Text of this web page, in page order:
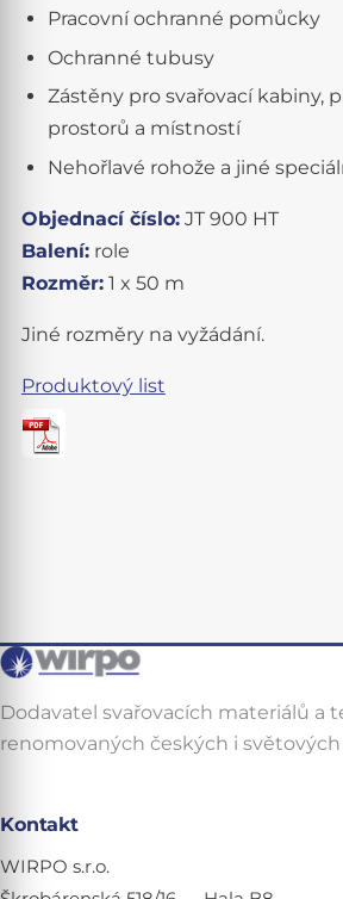
Pracovní ochranné pomůcky
Ochranné tubusy
Zástěny pro svařovací kabiny,
prostorů a místností
Nehořlavé rohože a jiné
Objednací číslo:JT 900 HT
Balení:role
Rozměr:1 x 50 m
Jiné rozměry na vyžádání.
Produktový list
Dodavatel svařovacích materiálů a
renomovaných českých i
Kontakt
WIRPO s.r.o.